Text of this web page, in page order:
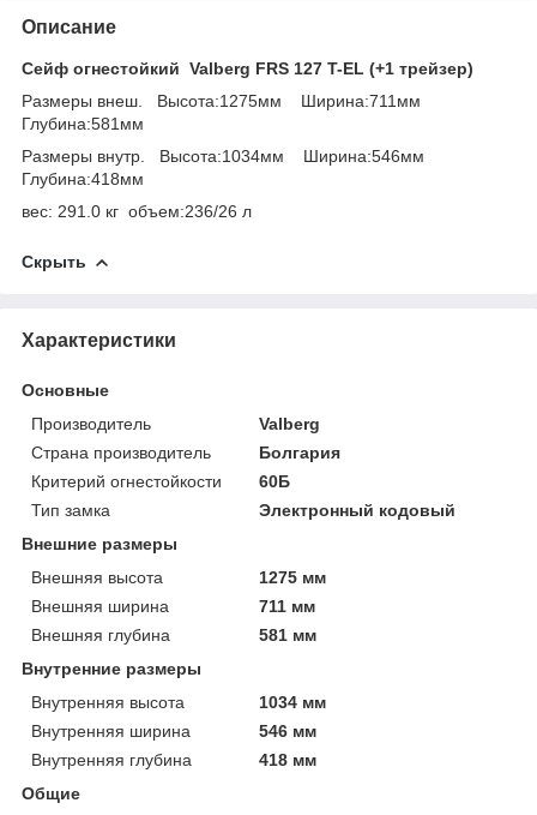
Описание
Сейф огнестойкий Valberg FRS 127 T-EL (+1 трейзер)
Размеры внеш. Высота:1275мм Ширина:711мм
Глубина:581мм
Размеры внутр. Высота:1034мм Ширина:546мм
Глубина:418мм
вес: 291.0 кг объем:236/26 л
Скрыть
Характеристики
Основные
Производитель
Valberg
Страна производитель
Болгария
Критерий огнестойкости
60Б
Тип замка
Электронный кодовый
Внешние размеры
Внешняя высота
1275 мм
Внешняя ширина
711 мм
Внешняя глубина
581 мм
Внутренние размеры
Внутренняя высота
1034 мм
Внутренняя ширина
546 мм
Внутренняя глубина
418 мм
Общие